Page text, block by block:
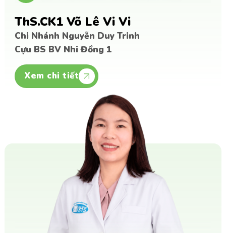
ThS.CK1 Võ Lê Vi Vi
Chi Nhánh Nguyễn Duy Trinh
Cựu BS BV Nhi Đồng 1
Xem chi tiết